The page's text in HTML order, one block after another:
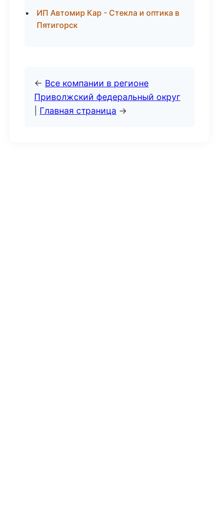
ИП Автомир Кар - Стекла и оптика в
Пятигорск
← Все компании в регионе
Приволжский федеральный округ
Главная страница →